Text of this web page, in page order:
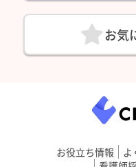
お気
お役立ち情報 よ